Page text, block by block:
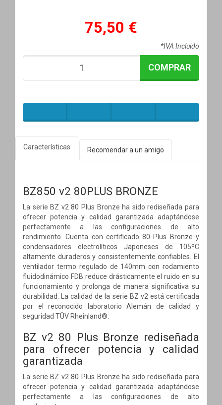
75,50 €
*IVA Incluido
COMPRAR
Características Recomendar a un amigo
BZ850 v2 80PLUS BRONZE
La serie BZ v2 80 Plus Bronze ha sido rediseñada para
ofrecer potencia y calidad garantizada adaptándose
perfectamente a las configuraciones de alto
rendimiento. Cuenta con certificado 80 Plus Bronze y
condensadores electrolíticos Japoneses de 105ºC
altamente duraderos y consistentemente confiables. El
ventilador termo regulado de 140mm con rodamiento
fluidodinámico FDB reduce drásticamente el ruido en su
funcionamiento y prolonga de manera significativa su
durabilidad. La calidad de la serie BZ v2 está certificada
por el reconocido laboratorio Alemán de calidad y
seguridad TÜV Rheinland®.
BZ v2 80 Plus Bronze rediseñada
para ofrecer potencia y calidad
garantizada
La serie BZ v2 80 Plus Bronze ha sido rediseñada para
ofrecer potencia y calidad garantizada adaptándose
perfectamente a las configuraciones de alto